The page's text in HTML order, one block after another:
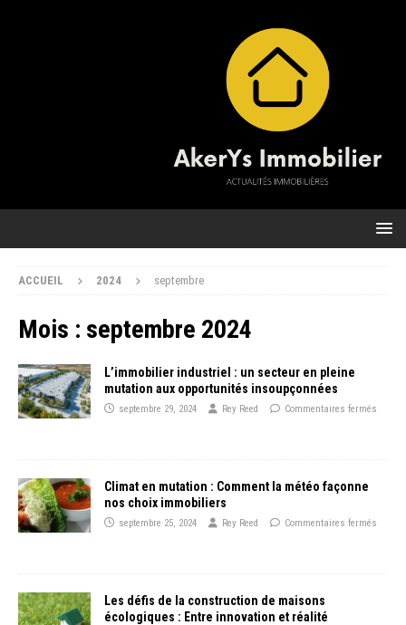
ACCUEIL 2024 septembre
Mois : septembre 2024
L’immobilier industriel : un secteur en pleine
mutation aux opportunités insoupçonnées
septembre 29, 2024 Rey Reed Commentaires fermés
Climat en mutation : Comment la météo façonne
nos choix immobiliers
septembre 25, 2024 Rey Reed Commentaires fermés
Les défis de la construction de maisons
écologiques : Entre innovation et réalité